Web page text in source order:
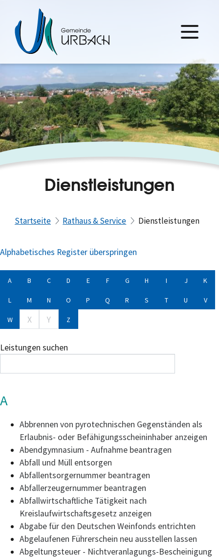
Dienstleistungen
Startseite Rathaus & Service Dienstleistungen
Alphabetisches Register überspringen
A B C D E F G H I J K
L M N O P Q R S T U V
W X Y Z
Leistungen suchen
A
Abbrennen von pyrotechnischen Gegenständen als
Erlaubnis- oder Befähigungsscheininhaber anzeigen
Abendgymnasium - Aufnahme beantragen
Abfall und Müll entsorgen
Abfallentsorgernummer beantragen
Abfallerzeugernummer beantragen
Abfallwirtschaftliche Tätigkeit nach
Kreislaufwirtschaftsgesetz anzeigen
Abgabe für den Deutschen Weinfonds entrichten
Abgelaufenen Führerschein neu ausstellen lassen
Abgeltungsteuer - Nichtveranlagungs-Bescheinigung